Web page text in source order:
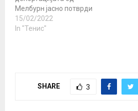
Мелбурн јасно потврди
дека нема да се
вакцинира доколку тоа
глобално ниво сите се
15/02/2022
In "Тенис"
SHARE 3